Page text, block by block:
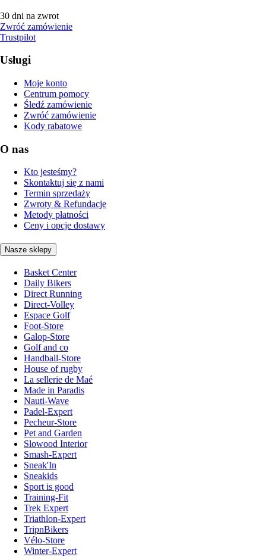
30 dni na zwrot
Zwróć zamówienie
Trustpilot
Usługi
Moje konto
Centrum pomocy
Śledź zamówienie
Zwróć zamówienie
Kody rabatowe
O nas
Kto jesteśmy?
Skontaktuj się z nami
Termin sprzedaży
Zwroty & Refundacje
Metody płatności
Ceny i opcje dostawy
Nasze sklepy
Basket Center
Daily Bikers
Direct Running
Direct-Volley
Espace Golf
Foot-Store
Galop-Store
Golf and co
Handball-Store
House of rugby
La sellerie de Maé
Made in Paradis
Nauti-Wave
Padel-Expert
Pecheur-Store
Pet and Garden
Slowood Interior
Smash-Expert
Sneak'In
Sneakids
Sport is good
Training-Fit
Trek Expert
Triathlon-Expert
TripnBikers
Vélo-Store
Winter-Expert